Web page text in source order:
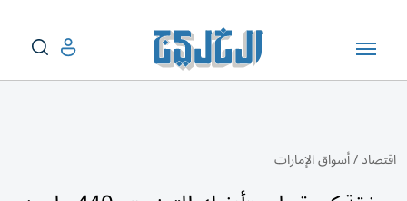
اقتصاد/أسواق الإمارات